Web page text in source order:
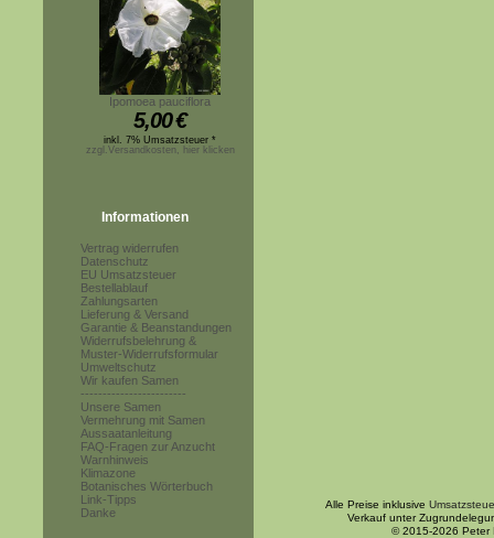
Ipomoea pauciflora
5,00€
inkl. 7% Umsatzsteuer *
zzgl.Versandkosten, hier klicken
Informationen
Vertrag widerrufen
Datenschutz
EU Umsatzsteuer
Bestellablauf
Zahlungsarten
Lieferung & Versand
Garantie & Beanstandungen
Widerrufsbelehrung &
Muster-Widerrufsformular
Umweltschutz
Wir kaufen Samen
------------------------
Unsere Samen
Vermehrung mit Samen
Aussaatanleitung
FAQ-Fragen zur Anzucht
Warnhinweis
Klimazone
Botanisches Wörterbuch
Link-Tipps
Danke
Alle Preise inklusive
Verkauf unter
© 2015-2026 Peter